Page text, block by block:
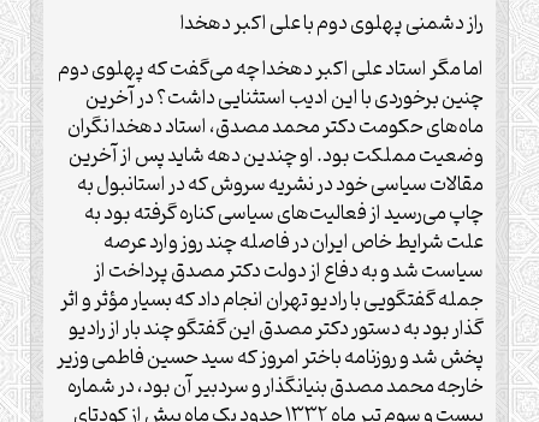
راز دشمنی پهلوی دوم با علی اکبر دهخدا
اما مگر استاد علی اکبر دهخدا چه می‌گفت که پهلوی دوم
چنین برخوردی با این ادیب استثنایی داشت؟ در آخرین
ماه‌های حکومت دکتر محمد مصدق، استاد دهخدا نگران
وضعیت مملکت بود. او چندین دهه شاید پس از آخرین
مقالات سیاسی خود در نشریه سروش که در استانبول به
چاپ می‌رسید از فعالیت‌های سیاسی کناره گرفته بود به
علت شرایط خاص ایران در فاصله چند روز وارد عرصه
سیاست شد و به دفاع از دولت دکتر مصدق پرداخت از
جمله گفتگویی با رادیو تهران انجام داد که بسیار مؤثر و اثر
گذار بود به دستور دکتر مصدق این گفتگو چند بار از رادیو
پخش شد و روزنامه باختر امروز که سید حسین فاطمی وزیر
خارجه محمد مصدق بنیانگذار و سردبیر آن بود، در شماره